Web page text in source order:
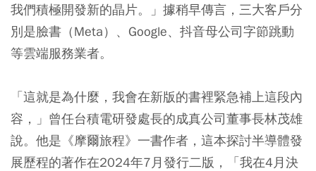
我們積極開發新的晶片。」據稍早傳言，三大客戶分
別是臉書（Meta）、Google、抖音母公司字節跳動
等雲端服務業者。
「這就是為什麼，我會在新版的書裡緊急補上這段內
容，」曾任台積電研發處長的成真公司董事長林茂雄
說。他是《摩爾旅程》一書作者，這本探討半導體發
展歷程的著作在2024年7月發行二版，「我在4月決